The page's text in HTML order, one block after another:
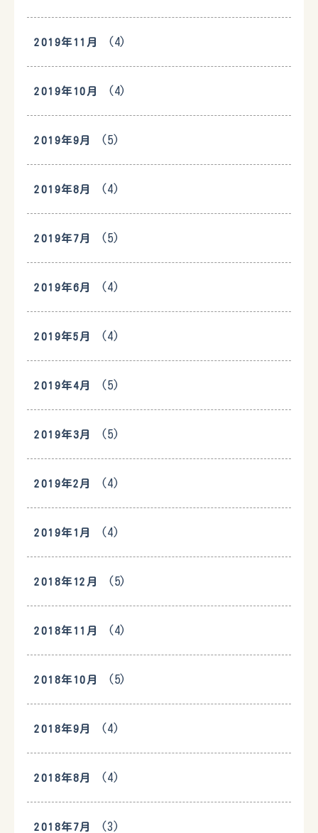
2019年11月 (4)
2019年10月 (4)
2019年9月 (5)
2019年8月 (4)
2019年7月 (5)
2019年6月 (4)
2019年5月 (4)
2019年4月 (5)
2019年3月 (5)
2019年2月 (4)
2019年1月 (4)
2018年12月 (5)
2018年11月 (4)
2018年10月 (5)
2018年9月 (4)
2018年8月 (4)
2018年7月 (3)